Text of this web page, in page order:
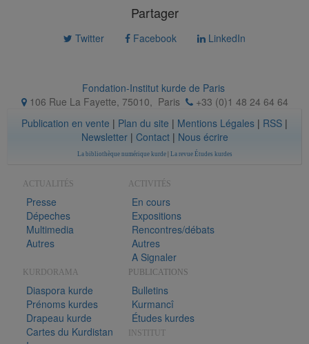
Partager
Twitter Facebook LinkedIn
Fondation-Institut kurde de Paris
106 Rue La Fayette, 75010, Paris
+33 (0)1 48 24 64 64
Publication en vente | Plan du site | Mentions Légales | RSS |
Newsletter| Contact| Nous écrire
La bibliothèque numérique kurde| La revue Études kurdes
ACTUALITÉS
Presse
Dépeches
Multimedia
Autres
ACTIVITÉS
En cours
Expositions
Rencontres/débats
Autres
A Signaler
KURDORAMA
Diaspora kurde
Prénoms kurdes
Drapeau kurde
Cartes du Kurdistan
PUBLICATIONS
Bulletins
Kurmancî
Études kurdes
INSTITUT